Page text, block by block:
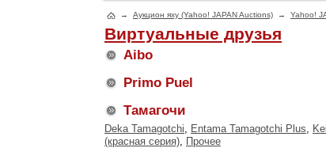
→ Аукцион яху (Yahoo! JAPAN Auctions) → Yahoo!
Виртуальные друзья
Aibo
Primo Puel
Тамагочи
Deka Tamagotchi, Entama Tamagotchi Plus,
(красная серия), Прочее